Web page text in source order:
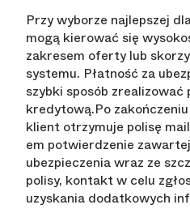
Przy wyborze najlepszej
mogą kierować się
zakresem oferty lub
systemu. Płatność za
szybki sposób
kredytową.Po
klient otrzymuje polisę
em potwierdzenie
ubezpieczenia wraz ze
polisy, kontakt w celu
uzyskania dodatkowych